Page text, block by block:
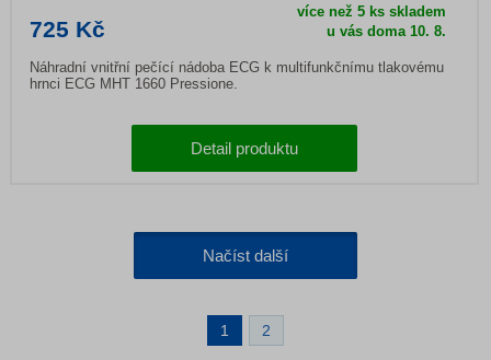
725 Kč
více než 5 ks skladem
u vás doma10. 8.
Náhradní vnitřní pečící nádoba ECG k multifunkčnímu tlakovému
hrnci ECG MHT 1660 Pressione.
Detail produktu
Načíst další
1 2